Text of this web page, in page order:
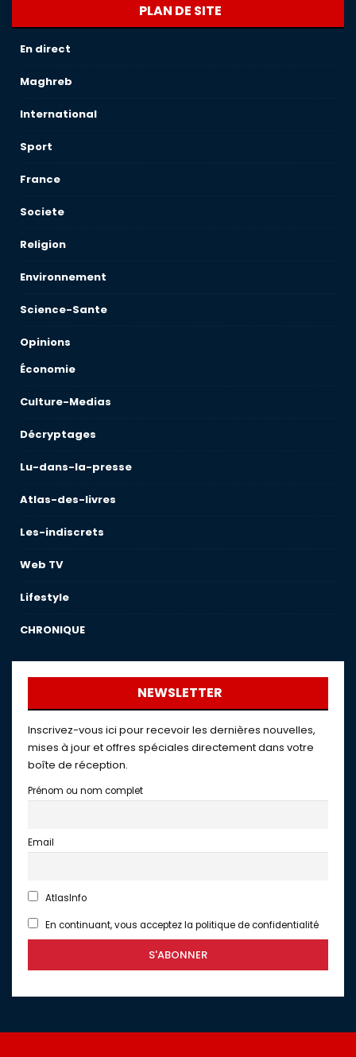
PLAN DE SITE
En direct
Maghreb
International
Sport
France
Societe
Religion
Environnement
Science-Sante
Opinions
Économie
Culture-Medias
Décryptages
Lu-dans-la-presse
Atlas-des-livres
Les-indiscrets
Web TV
Lifestyle
CHRONIQUE
NEWSLETTER
Inscrivez-vous ici pour recevoir les dernières nouvelles,
mises à jour et offres spéciales directement dans votre
boîte de réception.
Prénom ou nom complet
Email
AtlasInfo
En continuant, vous acceptez la politique de confidentialité